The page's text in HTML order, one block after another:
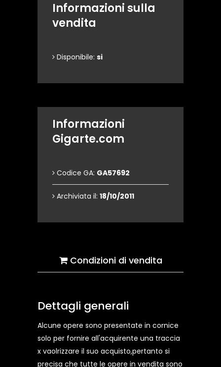
Informazioni sulla
vendita
Disponibile: si
Informazioni
Gigarte.com
Codice GA: GA57692
Archiviata il: 18/10/2011
Condizioni di vendita
Dettagli generali
Alcune opere sono presentate in cornice
solo per fornire all'acquirente una traccia
x vaolrizzare il suo acquisto,pertanto si
precisa che tutte le opere in vendita sono